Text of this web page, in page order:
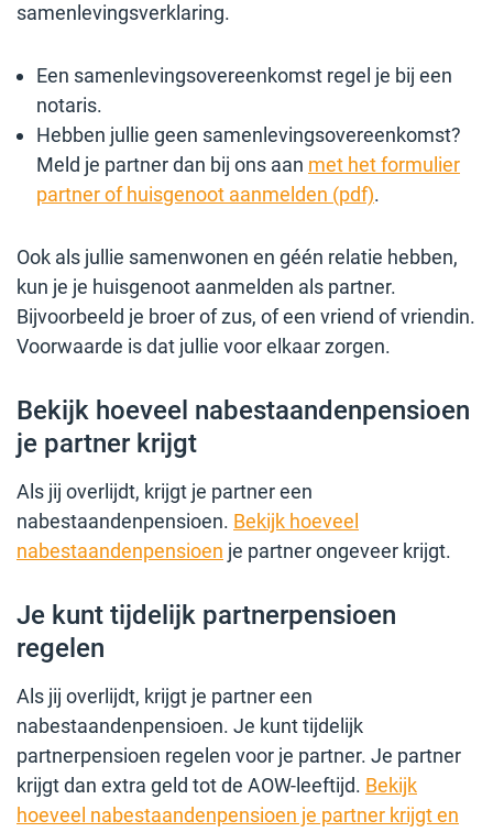
samenlevingsverklaring.
Een samenlevingsovereenkomst regel je bij een
notaris.
Hebben jullie geen samenlevingsovereenkomst?
Meld je partner dan bij ons aan met het formulier
partner of huisgenoot aanmelden (pdf).
Ook als jullie samenwonen en géén relatie hebben,
kun je je huisgenoot aanmelden als partner.
Bijvoorbeeld je broer of zus, of een vriend of vriendin.
Voorwaarde is dat jullie voor elkaar zorgen.
Bekijk hoeveel nabestaandenpensioen
je partner krijgt
Als jij overlijdt, krijgt je partner een
nabestaandenpensioen. Bekijk hoeveel
nabestaandenpensioen je partner ongeveer krijgt.
Je kunt tijdelijk partnerpensioen
regelen
Als jij overlijdt, krijgt je partner een
nabestaandenpensioen. Je kunt tijdelijk
partnerpensioen regelen voor je partner. Je partner
krijgt dan extra geld tot de AOW-leeftijd. Bekijk
hoeveel nabestaandenpensioen je partner krijgt en